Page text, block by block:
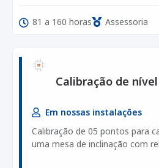
81 a 160 horas Assessoria
Calibração de
Em nossas instalações
Calibração de 05 pontos para
uma mesa de inclinação com